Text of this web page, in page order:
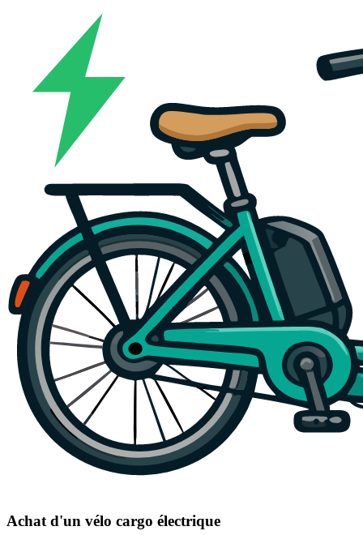
Achat d'un vélo cargo électrique